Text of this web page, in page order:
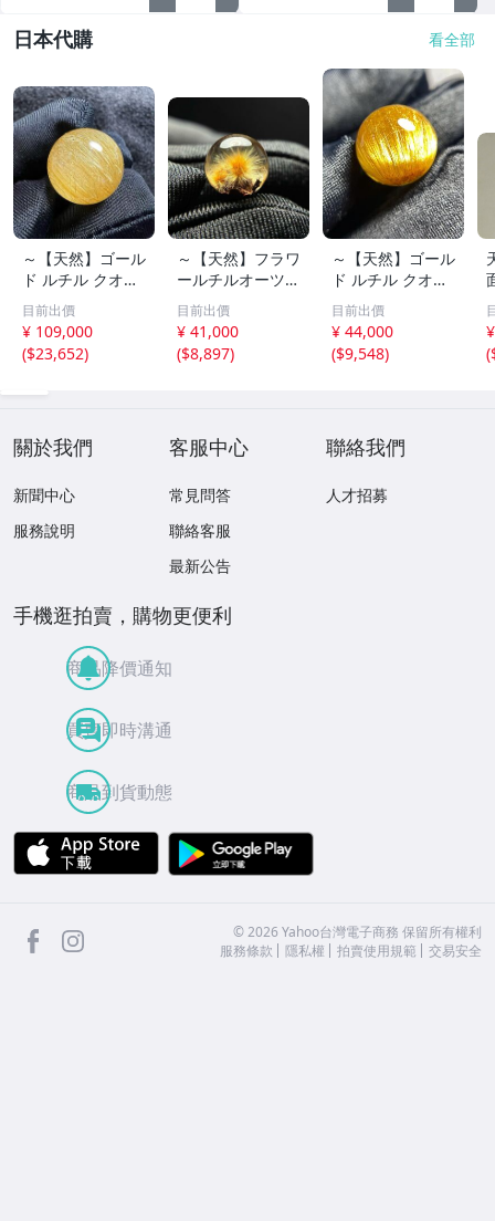
日本代購 看全部
～【天然】ゴール
ド ルチル クオー
ツ 丸玉 18.2mm
8.5g
目前出價
¥ 109,000
($23,652)
～【天然】フラワ
ールチルオーツ
丸玉 10.5mm 1.6
g
目前出價
¥ 41,000
($8,897)
～【天然】ゴール
ド ルチル クオー
ツ 丸玉 13.7mm
3.7g
目前出價
¥ 44,000
($9,548)
(
關於我們
新聞中心
服務說明
客服中心
常見問答
聯絡客服
最新公告
聯絡我們
人才招募
手機逛拍賣，購物更便利
商品降價通知
買賣即時溝通
商品到貨動態
APP Store
facebook ©2026 Yahoo台灣電子商務 保留所有權利
服務條款
隱私權 拍賣使用規範 交易安全